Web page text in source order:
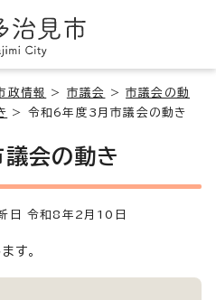
政情報 > 市議会 >市議会の動
> 令和6年度3月市議会の動き
会の動き
令和8年2月10日
す。